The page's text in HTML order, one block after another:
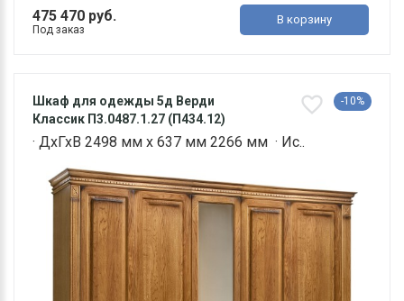
475 470 руб.
Под заказ
В корзину
Шкаф для одежды 5д Верди
Классик П3.0487.1.27 (П434.12)
-10%
· ДхГхВ 2498 мм х 637 мм 2266 мм · Ис..